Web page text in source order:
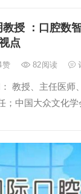
教授 ：口腔数
点
赞 82阅读
教授、主任医师
；中国大众文化